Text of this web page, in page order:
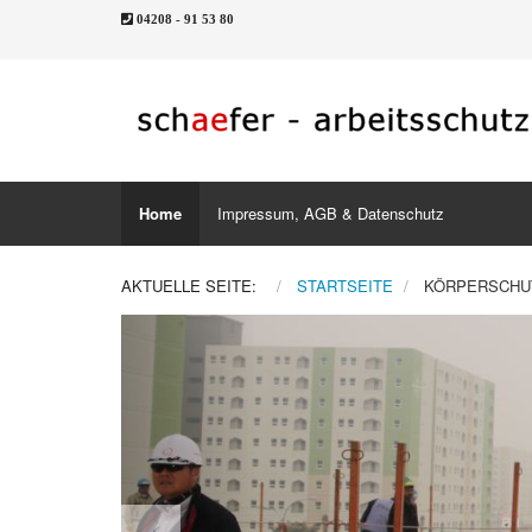
04208 - 91 53 80
Home Impressum, AGB & Datenschutz
AKTUELLE SEITE: STARTSEITE
Previous